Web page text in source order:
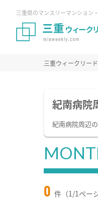
三重県のマンスリーマンション
三重ウィークリー
紀南病院
紀南病院周辺
0 件（1/1ページ